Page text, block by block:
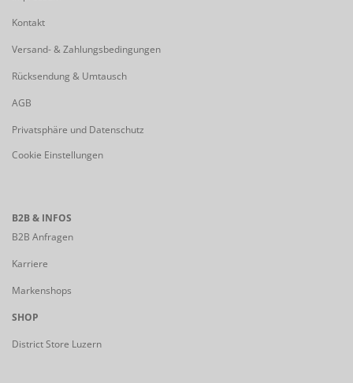
Kontakt
Versand- & Zahlungsbedingungen
Rücksendung & Umtausch
AGB
Privatsphäre und Datenschutz
Cookie Einstellungen
B2B & INFOS
B2B Anfragen
Karriere
Markenshops
SHOP
District Store Luzern